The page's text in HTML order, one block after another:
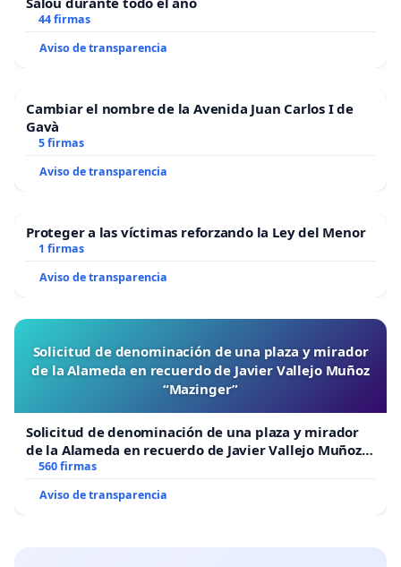
44 firmas
Aviso de transparencia
Cambiar el nombre de la Avenida Juan Carlos I de
Gavà
5 firmas
Aviso de transparencia
Proteger a las víctimas reforzando la Ley del Menor
1 firmas
Aviso de transparencia
Solicitud de denominación de una plaza y mirador
de la Alameda en recuerdo de Javier Vallejo Muñoz
“Mazinger”
Solicitud de denominación de una plaza y mirador
de la Alameda en recuerdo de Javier Vallejo Muñoz
“Mazinger”
560 firmas
Aviso de transparencia